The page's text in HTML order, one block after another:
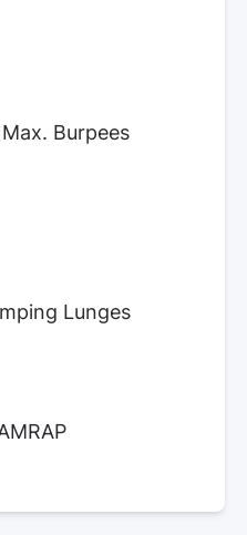
Burpees
Lunges